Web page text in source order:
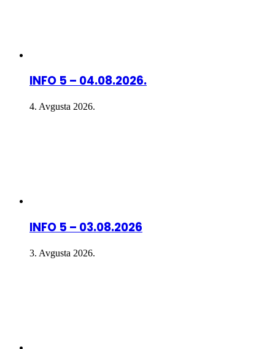
INFO 5 – 04.08.2026.
4. Avgusta 2026.
INFO 5 – 03.08.2026
3. Avgusta 2026.